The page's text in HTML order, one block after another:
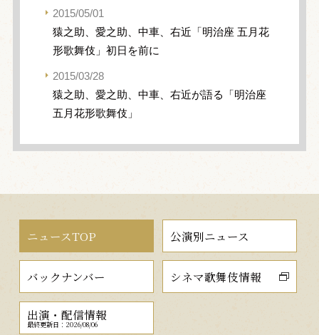
2015/05/01
猿之助、愛之助、中車、右近「明治座 五月花
形歌舞伎」初日を前に
2015/03/28
猿之助、愛之助、中車、右近が語る「明治座
五月花形歌舞伎」
ニュースTOP 公演別ニュース
バックナンバー シネマ歌舞伎情報
出演・配信情報
最終更新日：2026/08/06